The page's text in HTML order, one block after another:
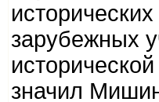
зарубежных
значил